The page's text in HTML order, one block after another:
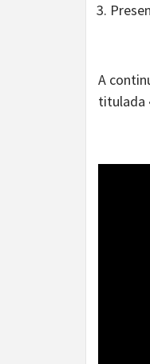
A
titulada